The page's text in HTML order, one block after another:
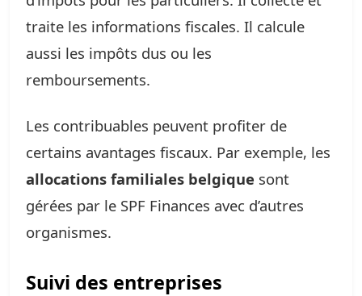
traite les informations fiscales. Il calcule
aussi les impôts dus ou les
remboursements.
Les contribuables peuvent profiter de
certains avantages fiscaux. Par exemple, les
allocations familiales belgique sont
gérées par le SPF Finances avec d’autres
organismes.
Suivi des entreprises